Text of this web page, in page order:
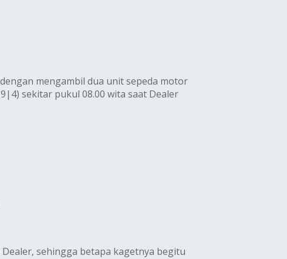
mengambil dua unit sepeda motor
sekitar pukul 08.00 wita saat Dealer
sehingga betapa kagetnya begitu